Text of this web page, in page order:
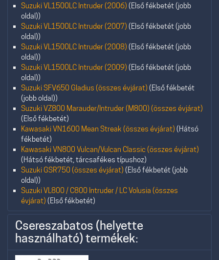
Suzuki VL1500LC Intruder (2006) (Első fékbetét (jobb
oldal))
Suzuki VL1500LC Intruder (2007) (Első fékbetét (jobb
oldal))
Suzuki VL1500LC Intruder (2008) (Első fékbetét (jobb
oldal))
Suzuki VL1500LC Intruder (2009) (Első fékbetét (jobb
oldal))
Suzuki SFV650 Gladius (összes évjárat) (Első fékbetét
(jobb oldal))
Suzuki VZ800 Marauder/Intruder (M800) (összes évjárat)
(Első fékbetét)
Kawasaki VN1600 Mean Streak (összes évjárat) (Hátsó
fékbetét)
Kawasaki VN800 Vulcan/Vulcan Classic (összes évjárat)
(Hátsó fékbetét, tárcsafékes típushoz)
Suzuki GSR750 (összes évjárat) (Első fékbetét (jobb
oldal))
Suzuki VL800 / C800 Intruder / LC Volusia (összes
évjárat) (Első fékbetét)
Csereszabatos (helyette
használható) termékek: